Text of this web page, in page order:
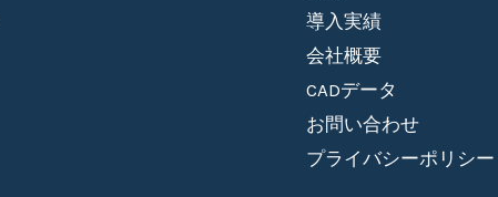
導入実績
会社概要
CADデータ
お問い合わせ
プライバシーポリシー